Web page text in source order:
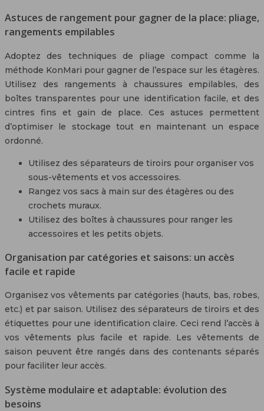
Astuces de rangement pour gagner de la place: pliage,
rangements empilables
Adoptez des techniques de pliage compact comme la
méthode KonMari pour gagner de l’espace sur les étagères.
Utilisez des rangements à chaussures empilables, des
boîtes transparentes pour une identification facile, et des
cintres fins et gain de place. Ces astuces permettent
d’optimiser le stockage tout en maintenant un espace
ordonné.
Utilisez des séparateurs de tiroirs pour organiser vos
sous-vêtements et vos accessoires.
Rangez vos sacs à main sur des étagères ou des
crochets muraux.
Utilisez des boîtes à chaussures pour ranger les
accessoires et les petits objets.
Organisation par catégories et saisons: un accès
facile et rapide
Organisez vos vêtements par catégories (hauts, bas, robes,
etc.) et par saison. Utilisez des séparateurs de tiroirs et des
étiquettes pour une identification claire. Ceci rend l’accès à
vos vêtements plus facile et rapide. Les vêtements de
saison peuvent être rangés dans des contenants séparés
pour faciliter leur accès.
Système modulaire et adaptable: évolution des
besoins